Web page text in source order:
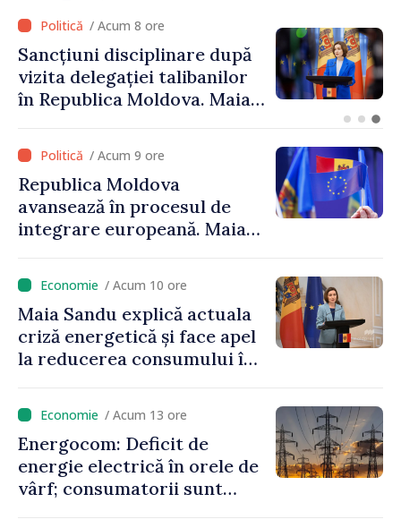
Adunarea Populară a
Găgăuziei trebuie să aibă un
mandat deplin. Președinta
/ Acum 9 ore
Republica Moldova
avansează în procesul de
integrare europeană. Maia
niciun stat”
/ Acum 10 ore
Maia Sandu explică actuala
criză energetică și face apel
la reducerea consumului în
putem menține prețurile la
un nivel mai mic”
/ Acum 13 ore
Energocom: Deficit de
energie electrică în orele de
vârf; consumatorii sunt